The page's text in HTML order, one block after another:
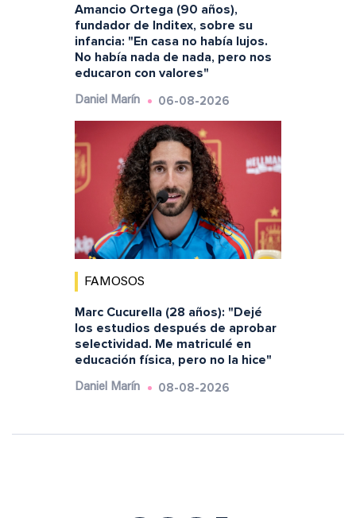
Amancio Ortega (90 años),
fundador de Inditex, sobre su
infancia: "En casa no había lujos.
No había nada de nada, pero nos
educaron con valores"
Daniel Marín 06-08-2026
FAMOSOS
Marc Cucurella (28 años): "Dejé
los estudios después de aprobar
selectividad. Me matriculé en
educación física, pero no la hice"
Daniel Marín 08-08-2026